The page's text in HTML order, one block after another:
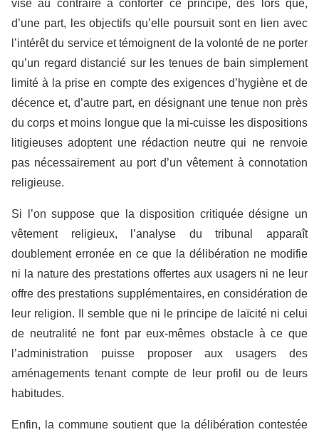
vise au contraire à conforter ce principe, dès lors que,
d’une part, les objectifs qu’elle poursuit sont en lien avec
l’intérêt du service et témoignent de la volonté de ne porter
qu’un regard distancié sur les tenues de bain simplement
limité à la prise en compte des exigences d’hygiène et de
décence et, d’autre part, en désignant une tenue non près
du corps et moins longue que la mi-cuisse les dispositions
litigieuses adoptent une rédaction neutre qui ne renvoie
pas nécessairement au port d’un vêtement à connotation
religieuse.
Si l’on suppose que la disposition critiquée désigne un
vêtement religieux, l’analyse du tribunal apparaît
doublement erronée en ce que la délibération ne modifie
ni la nature des prestations offertes aux usagers ni ne leur
offre des prestations supplémentaires, en considération de
leur religion. Il semble que ni le principe de laïcité ni celui
de neutralité ne font par eux-mêmes obstacle à ce que
l’administration puisse proposer aux usagers des
aménagements tenant compte de leur profil ou de leurs
habitudes.
Enfin, la commune soutient que la délibération contestée